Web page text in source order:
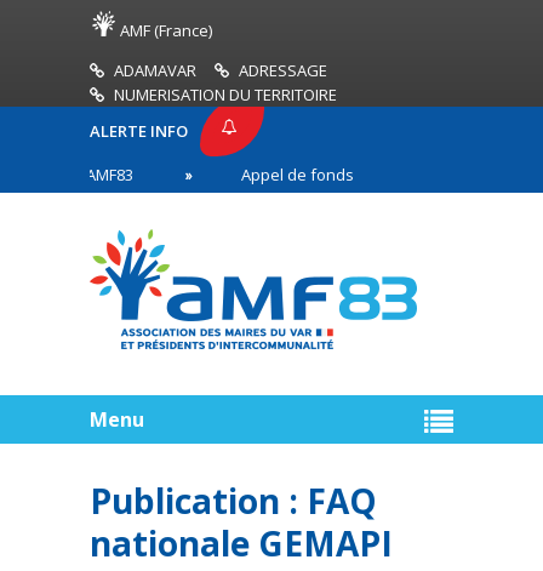
AMF (France)
ADAMAVAR
ADRESSAGE
NUMERISATION DU TERRITOIRE
ALERTE INFO
AMF83
Appel de fonds incendies de forêt
en première ligne
Menu
Publication : FAQ
nationale GEMAPI